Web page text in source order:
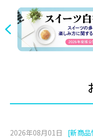
2026年08月01日
[新商